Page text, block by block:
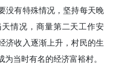
没有特殊情况，坚持每天晚
情况，商量第二天工作安
济收入逐渐上升，村民的生
当时有名的经济富裕村。